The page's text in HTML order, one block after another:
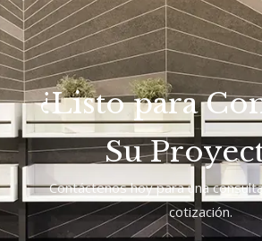
¿Listo para
Su
Contáctenos hoy para una
cotización.